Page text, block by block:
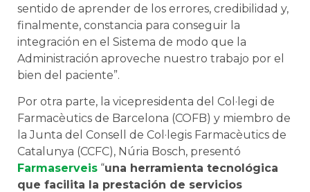
sentido de aprender de los errores, credibilidad y,
finalmente, constancia para conseguir la
integración en el Sistema de modo que la
Administración aproveche nuestro trabajo por el
bien del paciente”.
Por otra parte, la vicepresidenta del Col·legi de
Farmacèutics de Barcelona (COFB) y miembro de
la Junta del Consell de Col·legis Farmacèutics de
Catalunya (CCFC), Núria Bosch, presentó
Farmaserveis “una herramienta tecnológica
que facilita la prestación de servicios